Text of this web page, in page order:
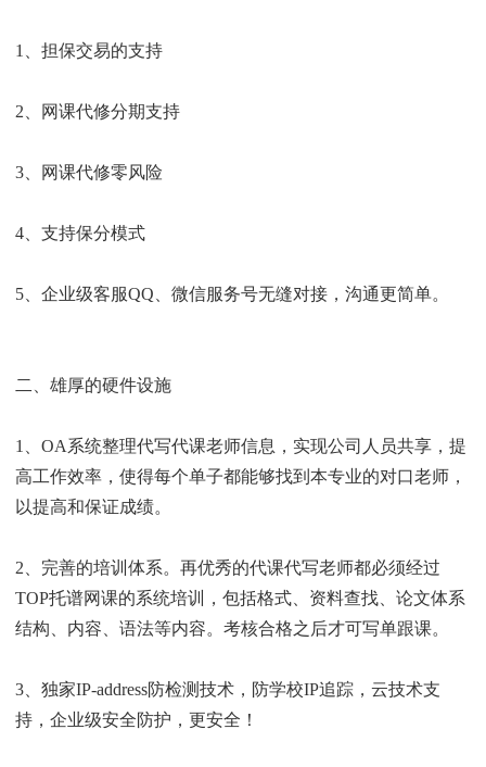
1、担保交易的支持
2、网课代修分期支持
3、网课代修零风险
4、支持保分模式
5、企业级客服QQ、微信服务号无缝对接，沟通更简单。
二、雄厚的硬件设施
1、OA系统整理代写代课老师信息，实现公司人员共享，提
高工作效率，使得每个单子都能够找到本专业的对口老师，
以提高和保证成绩。
2、完善的培训体系。再优秀的代课代写老师都必须经过
TOP托谱网课的系统培训，包括格式、资料查找、论文体系
结构、内容、语法等内容。考核合格之后才可写单跟课。
3、独家IP-address防检测技术，防学校IP追踪，云技术支
持，企业级安全防护，更安全！